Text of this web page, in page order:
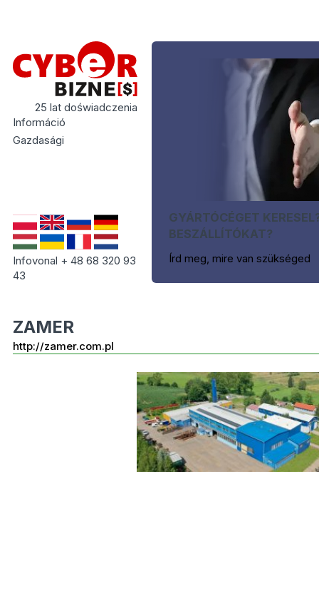
25 lat doświadczenia
Információ
Gazdasági
Infovonal + 48 68 320 93
43
GYÁRTÓCÉGET
BESZÁLLÍTÓKAT?
Írd meg, mire van szükséged
ZAMER
http://zamer.com.pl